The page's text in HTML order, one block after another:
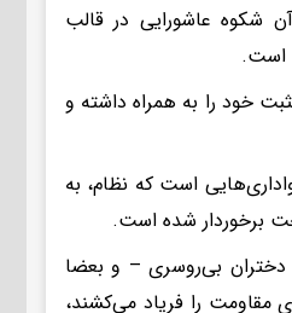
شکوه عاشورایی در قالب
است.
خود را به همراه داشته و
است که نظام، به
برخوردار شده است.
دختران بی‌روسری – و بعضا
مقاومت را فریاد می‌کشند،